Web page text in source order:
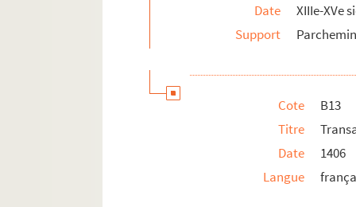
Date
XIIIe-XVe
Support
Cote
B13
Titre
Date
1406
Langue